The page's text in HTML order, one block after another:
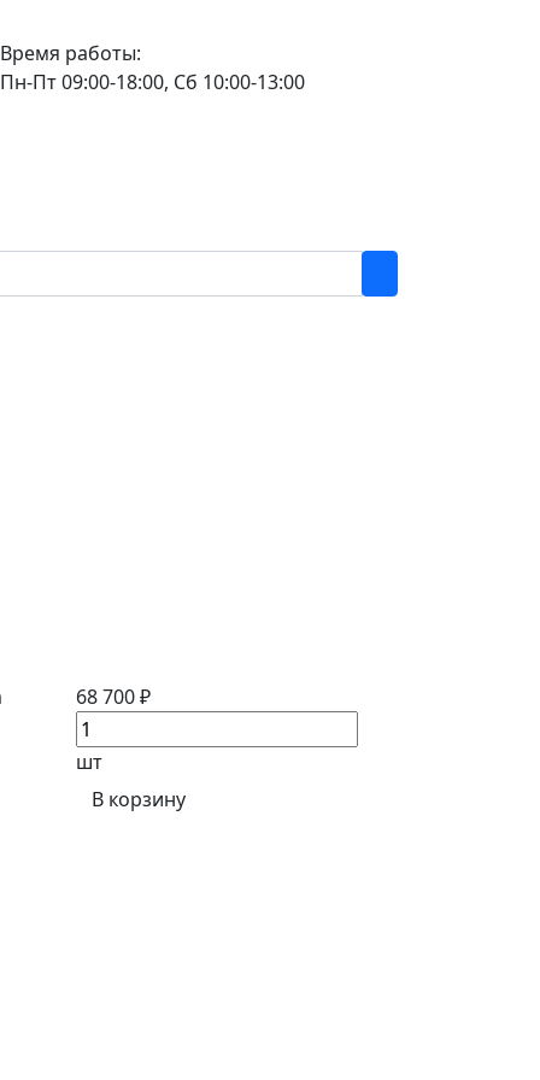
Время работы:
Пн-Пт 09:00-18:00, Сб 10:00-13:00
68 700 ₽
шт
В корзину